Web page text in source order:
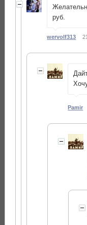
руб.
wervolf313
Pamir